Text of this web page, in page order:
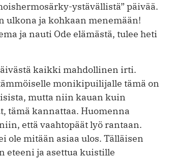
ystävällistä” päivää.
ulkona ja kohkaan menemään!
ja nauti Ode elämästä, tulee heti
kaikki mahdollinen irti.
monikipuilijalle tämä on
mutta niin kauan kuin
tämä kannattaa. Huomenna
että vaahtopäät lyö rantaan.
ole mitään asiaa ulos. Tälläisen
eteeni ja asettua kuistille